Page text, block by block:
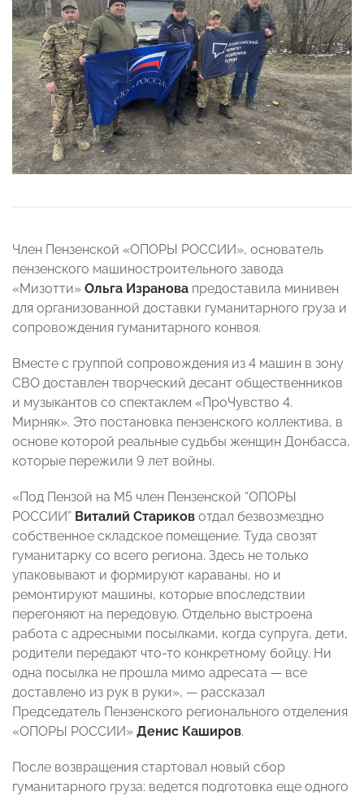
Член Пензенской «ОПОРЫ РОССИИ», основатель
пензенского машиностроительного завода
«Мизотти» Ольга Изранова предоставила минивен
для организованной доставки гуманитарного груза и
сопровождения гуманитарного конвоя.
Вместе с группой сопровождения из 4 машин в зону
СВО доставлен творческий десант общественников
и музыкантов со спектаклем «ПроЧувство 4.
Мирняк». Это постановка пензенского коллектива, в
основе которой реальные судьбы женщин Донбасса,
которые пережили 9 лет войны.
«Под Пензой на М5 член Пензенской “ОПОРЫ
РОССИИ” Виталий Стариков отдал безвозмездно
собственное складское помещение. Туда свозят
гуманитарку со всего региона. Здесь не только
упаковывают и формируют караваны, но и
ремонтируют машины, которые впоследствии
перегоняют на передовую. Отдельно выстроена
работа с адресными посылками, когда супруга, дети,
родители передают что-то конкретному бойцу. Ни
одна посылка не прошла мимо адресата — все
доставлено из рук в руки», — рассказал
Председатель Пензенского регионального отделения
«ОПОРЫ РОССИИ» Денис Каширов.
После возвращения стартовал новый сбор
гуманитарного груза: ведется подготовка еще одного